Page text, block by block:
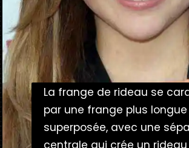
La frange de rideau se
par une frange plus
superposée, avec une
centrale qui crée un
La frange de rideau se
par une frange plus
superposée, avec une
centrale qui crée un